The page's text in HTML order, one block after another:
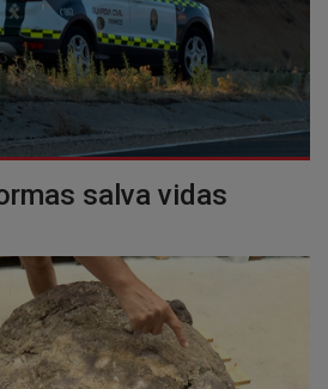
salva vidas